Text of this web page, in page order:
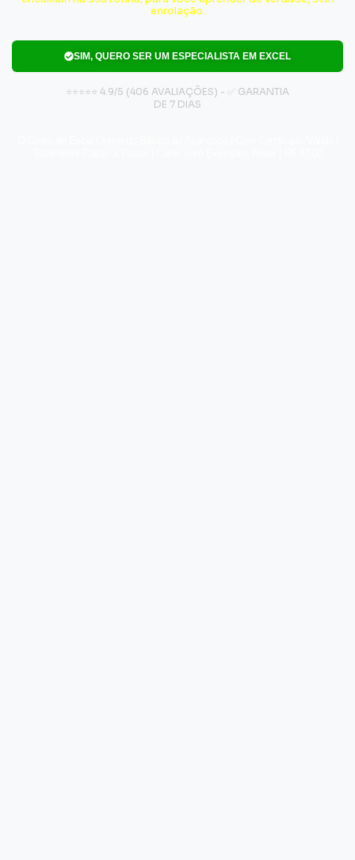
enrolação.
SIM, QUERO SER UM ESPECIALISTA EM EXCEL
⭐⭐⭐⭐⭐ 4.9/5 (406 AVALIAÇÕES) - ✅ GARANTIA
DE 7 DIAS